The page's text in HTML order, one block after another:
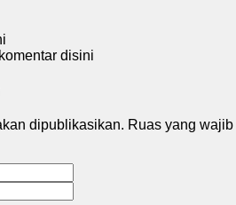
disini
dipublikasikan. Ruas yang wajib